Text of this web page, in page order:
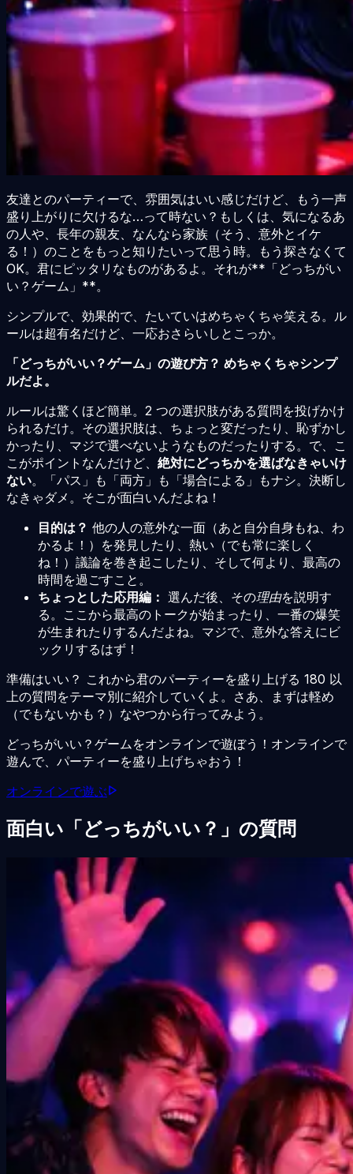
友達とのパーティーで、雰囲気はいい感じだけど、もう一声
盛り上がりに欠けるな…って時ない？もしくは、気になるあ
の人や、長年の親友、なんなら家族（そう、意外とイケ
る！）のことをもっと知りたいって思う時。もう探さなくて
OK。君にピッタリなものがあるよ。それが**「どっちがい
い？ゲーム」**。
シンプルで、効果的で、たいていはめちゃくちゃ笑える。ル
ールは超有名だけど、一応おさらいしとこっか。
「どっちがいい？ゲーム」の遊び方？ めちゃくちゃシンプ
ルだよ。
ルールは驚くほど簡単。2 つの選択肢がある質問を投げかけ
られるだけ。その選択肢は、ちょっと変だったり、恥ずかし
かったり、マジで選べないようなものだったりする。で、こ
こがポイントなんだけど、 絶対にどっちかを選ばなきゃいけ
ない。「パス」も「両方」も「場合による」もナシ。決断し
なきゃダメ。そこが面白いんだよね！
目的は？ 他の人の意外な一面（あと自分自身もね、わ
かるよ！）を発見したり、熱い（でも常に楽しく
ね！）議論を巻き起こしたり、そして何より、最高の
時間を過ごすこと。
ちょっとした応用編： 選んだ後、その理由を説明す
る。ここから最高のトークが始まったり、一番の爆笑
が生まれたりするんだよね。マジで、意外な答えにビ
ックリするはず！
準備はいい？ これから君のパーティーを盛り上げる 180 以
上の質問をテーマ別に紹介していくよ。さあ、まずは軽め
（でもないかも？）なやつから行ってみよう。
どっちがいい？ゲームをオンラインで遊ぼう！オンラインで
遊んで、パーティーを盛り上げちゃおう！
オンラインで遊ぶ
面白い「どっちがいい？」の質問